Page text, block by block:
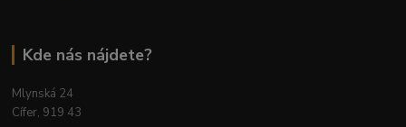
Kde nás nájdete?
Mlynská 24
Cífer, 919 43